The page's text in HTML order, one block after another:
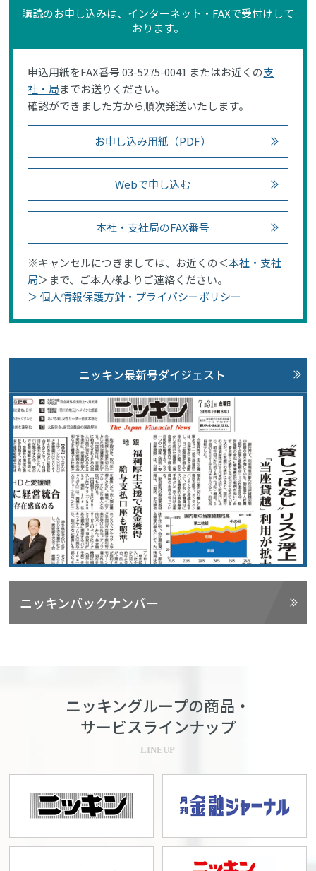
購読のお申し込みは、インターネット・FAXで受付けして
おります。
申込用紙をFAX番号 03-5275-0041 またはお近くの支
社・局までお送りください。
確認ができました方から順次発送いたします。
お申し込み用紙（PDF）
Webで申し込む
本社・支社局のFAX番号
※キャンセルにつきましては、お近くの＜本社・支社
局＞まで、ご本人様よりご連絡ください。
＞ 個人情報保護方針・プライバシーポリシー
ニッキン最新号ダイジェスト
ニッキンバックナンバー
ニッキングループの商品・
サービスラインナップ
LINEUP